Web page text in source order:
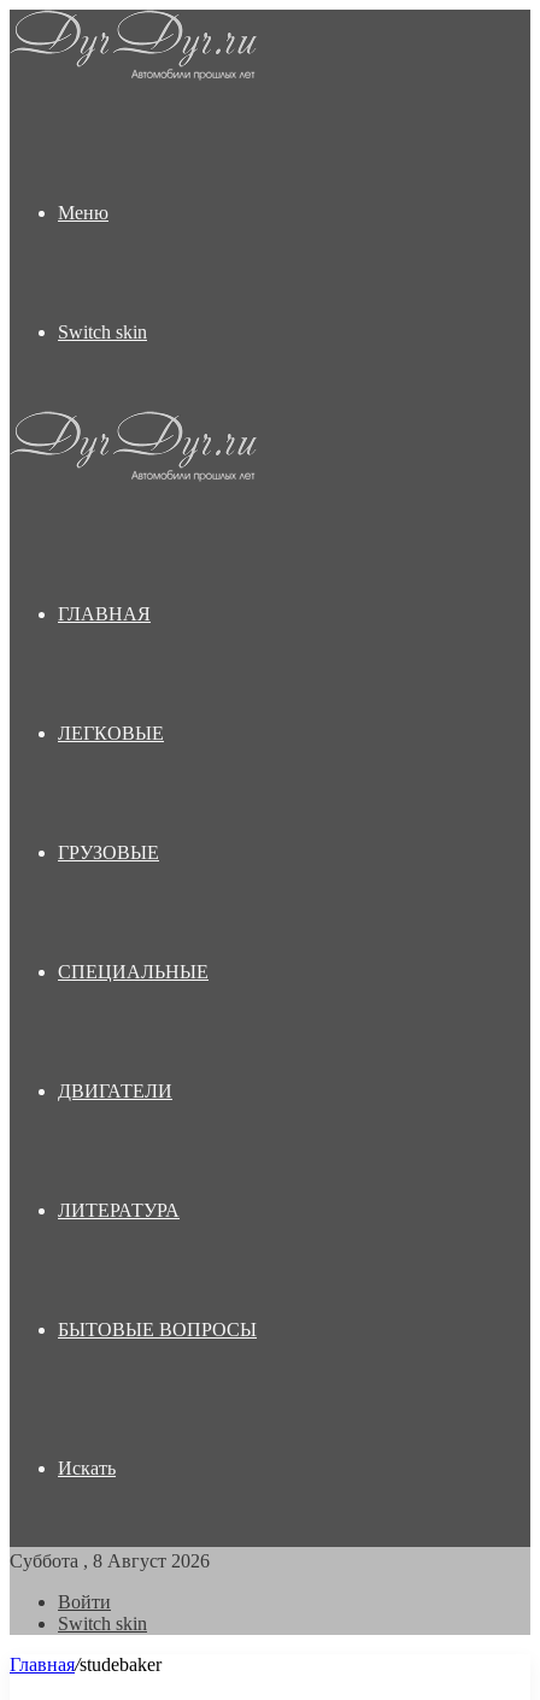
Меню
Switch skin
ГЛАВНАЯ
ЛЕГКОВЫЕ
ГРУЗОВЫЕ
СПЕЦИАЛЬНЫЕ
ДВИГАТЕЛИ
ЛИТЕРАТУРА
БЫТОВЫЕ ВОПРОСЫ
Искать
Суббота , 8 Август 2026
Войти
Switch skin
Главная/studebaker